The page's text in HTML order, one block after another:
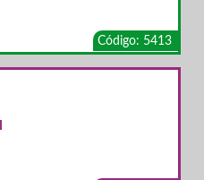
Código: 5413